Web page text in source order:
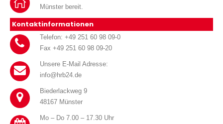
Münster bereit.
Kontaktinformationen
Telefon: +49 251 60 98 09-0
Fax +49 251 60 98 09-20
Unsere E-Mail Adresse:
info@hrb24.de
Biederlackweg 9
48167 Münster
Mo – Do 7.00 – 17.30 Uhr